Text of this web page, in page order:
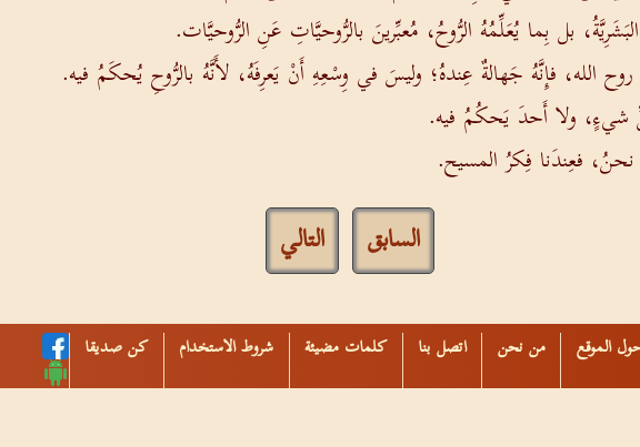
بل بِما يُعَلِّمُهُ الرُّوحُ، مُعبِّرينَ بالرُّوحيَّاتِ عَنِ الرُّوحيَّات.
الله، فإِنَّهُ جَهالةٌ عِندهُ؛ وليسَ في وِسْعِهِ أَنْ يَعرِفَهُ، لأَنَّهُ بالرُّوحِ يُحكَمُ فيه.
شيءٍ، ولا أَحدَ يَحكُمُ فيه.
فعِندَنا فِكرُ المسيح.
السابق التالي
الموقع من نحن اتصل بنا كلمات مضيئة شروط الاستخدام كن صديقا